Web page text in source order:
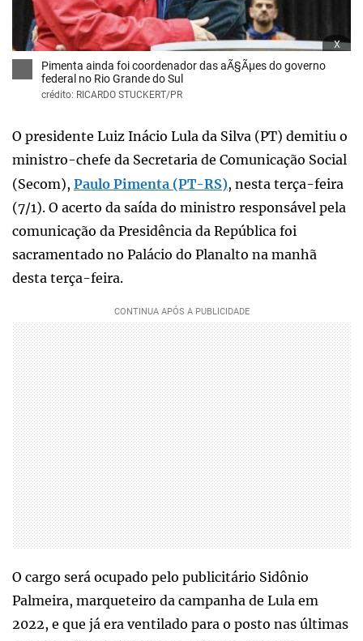
x
Pimenta ainda foi coordenador das aÃ§Ãµes do governo
federal no Rio Grande do Sul
crédito: RICARDO STUCKERT/PR
O presidente Luiz Inácio Lula da Silva (PT) demitiu o
ministro-chefe da Secretaria de Comunicação Social
(Secom), Paulo Pimenta (PT-RS), nesta terça-feira
(7/1). O acerto da saída do ministro responsável pela
comunicação da Presidência da República foi
sacramentado no Palácio do Planalto na manhã
desta terça-feira.
O cargo será ocupado pelo publicitário Sidônio
Palmeira, marqueteiro da campanha de Lula em
2022, e que já era ventilado para o posto nas últimas